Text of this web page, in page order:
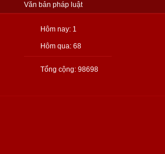
Văn bản pháp luật
Hôm nay: 1
Hôm qua: 68
Tổng cộng: 98698